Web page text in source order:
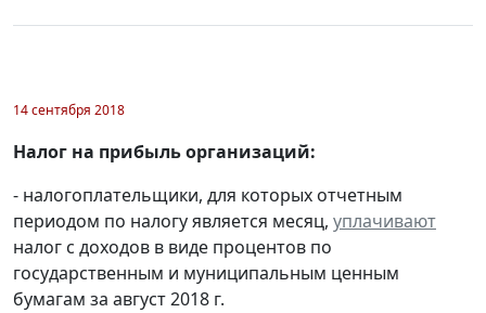
14 сентября 2018
Налог на прибыль организаций:
- налогоплательщики, для которых отчетным
периодом по налогу является месяц, уплачивают
налог с доходов в виде процентов по
государственным и муниципальным ценным
бумагам за август 2018 г.